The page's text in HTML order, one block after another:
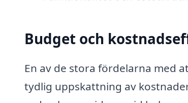
Budget och
En av de stora fördelarna med
tydlig uppskattning av